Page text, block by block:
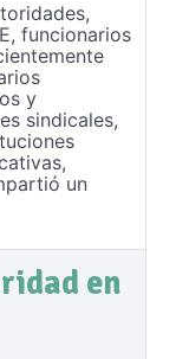
funcionarios
y
sindicales,
un
en